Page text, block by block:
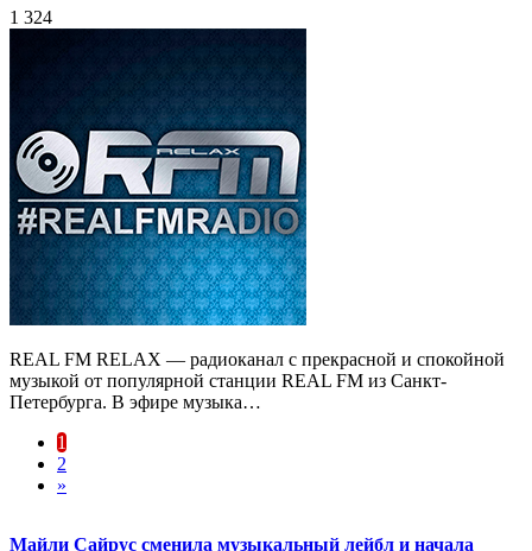
1 324
REAL FM RELAX — радиоканал с прекрасной и спокойной
музыкой от популярной станции REAL FM из Санкт-
Петербурга. В эфире музыка…
1
2
»
Майли Сайрус сменила музыкальный лейбл и начала